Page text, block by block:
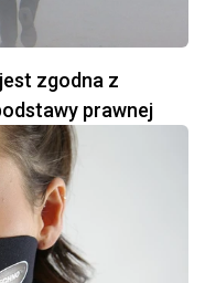
zgodna z
prawnej